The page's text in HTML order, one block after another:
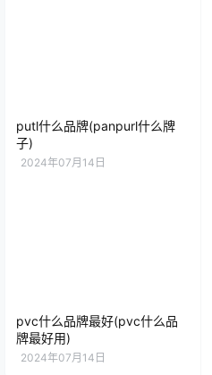
putl什么品牌(panpurl什么牌
子)
2024年07月14日
pvc什么品牌最好(pvc什么品
牌最好用)
2024年07月14日